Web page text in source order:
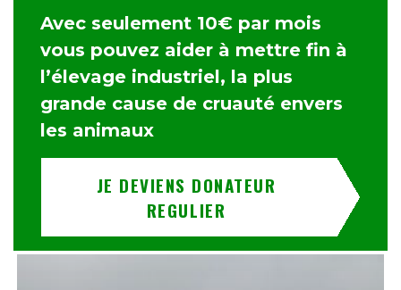
Avec seulement 10€ par mois
vous pouvez aider à mettre fin à
l’élevage industriel, la plus
grande cause de cruauté envers
les animaux
JE DEVIENS DONATEUR
REGULIER